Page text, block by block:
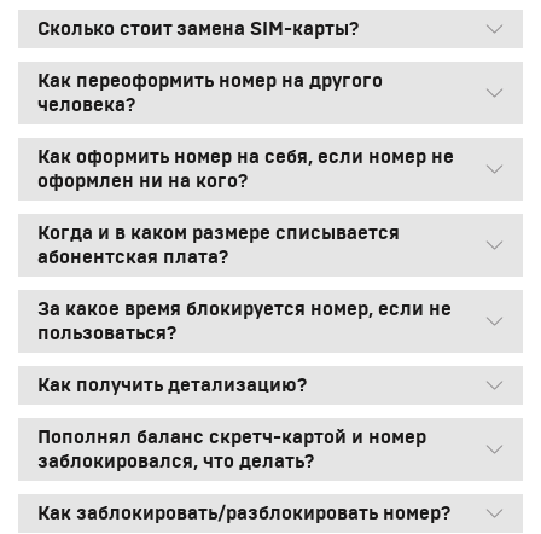
Сколько стоит замена SIM-карты?
Как переоформить номер на другого
человека?
Как оформить номер на себя, если номер не
оформлен ни на кого?
Когда и в каком размере списывается
абонентская плата?
За какое время блокируется номер, если не
пользоваться?
Как получить детализацию?
Пополнял баланс скретч-картой и номер
заблокировался, что делать?
Как заблокировать/разблокировать номер?